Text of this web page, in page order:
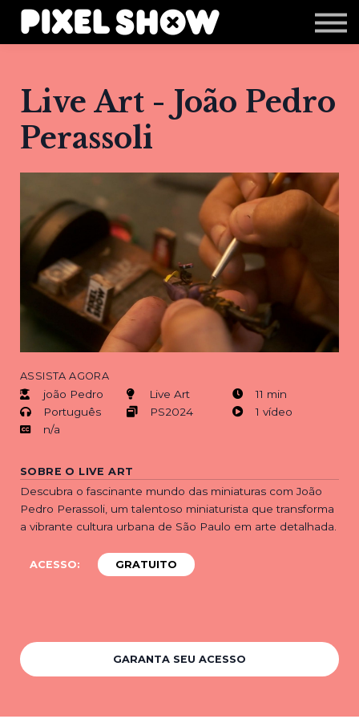
Shop
Revista Zupi
Login
Live Art - João Pedro
Perassoli
ASSISTA AGORA
joão Pedro Live Art
11 min
Português
PS2024
1 vídeo
n/a
SOBRE O LIVE ART
Descubra o fascinante mundo das miniaturas com João
Pedro Perassoli, um talentoso miniaturista que transforma
a vibrante cultura urbana de São Paulo em arte detalhada.
ACESSO: GRATUITO
GARANTA SEU ACESSO